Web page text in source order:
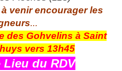
venir encourager les
...
des Gohvelins à Saint
vers 13h45
du RDV